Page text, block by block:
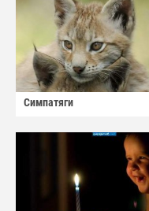
Симпатяги